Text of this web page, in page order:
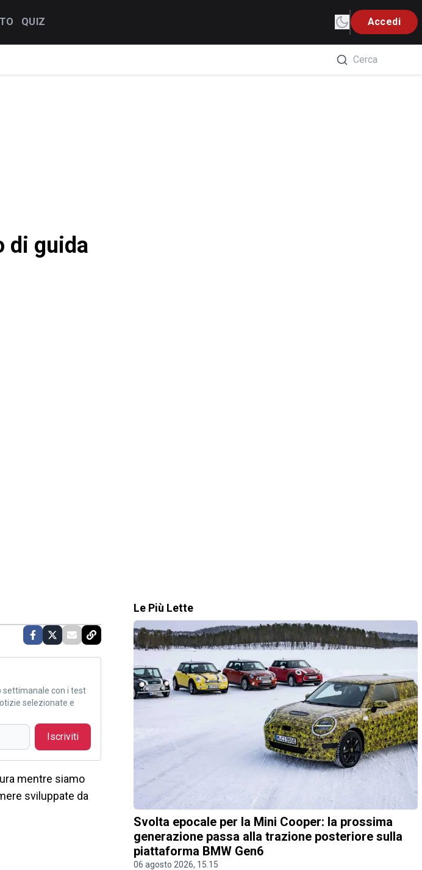
QUIZ Accedi
di guida
settimanale con i test
selezionate e
Iscriviti
mentre siamo
sviluppate da
Le Più Lette
Svolta epocale per la Mini Cooper: la prossima
generazione passa alla trazione posteriore sulla
piattaforma BMW Gen6
06 agosto 2026, 15.15